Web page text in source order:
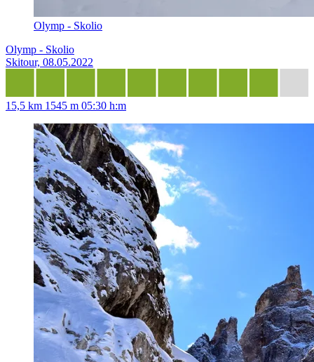
Olymp - Skolio
Olymp - Skolio
Skitour, 08.05.2022
15,5 km 1545 m 05:30 h:m